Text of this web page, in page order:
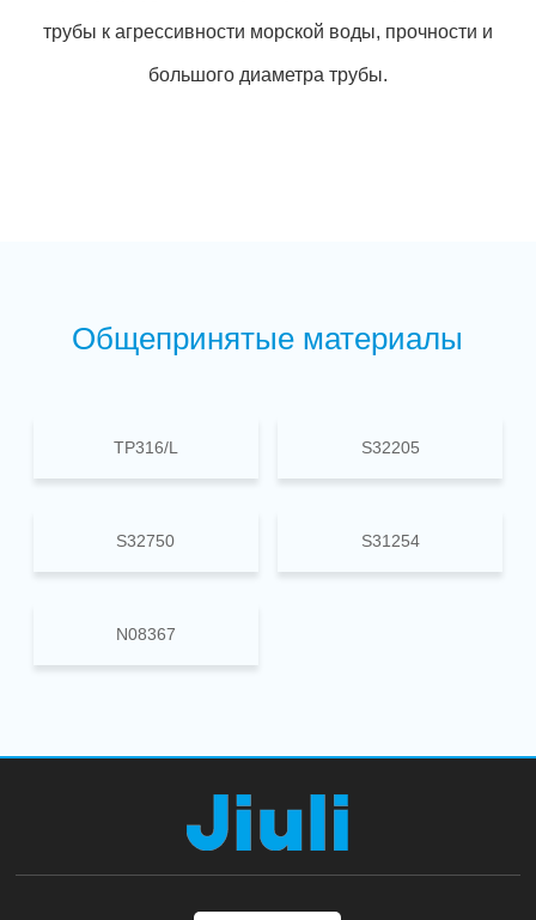
трубы к агрессивности морской воды, прочности и
большого диаметра трубы.
Общепринятые материалы
TP316/L S32205
S32750 S31254
N08367